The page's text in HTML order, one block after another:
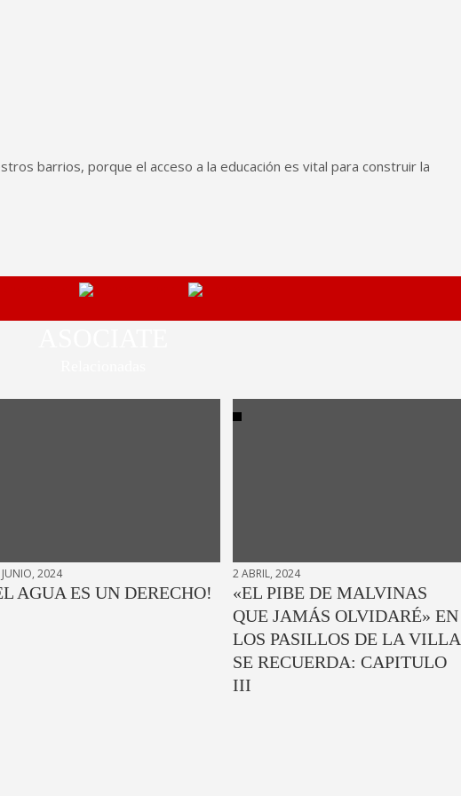
barrios, porque el acceso a la educación es vital para construir la
2024
AGUA ES UN DERECHO!
2 ABRIL, 2024
«EL PIBE DE MALVINAS
QUE JAMÁS OLVIDARÉ» EN
LOS PASILLOS DE LA VILLA
SE RECUERDA: CAPITULO
III